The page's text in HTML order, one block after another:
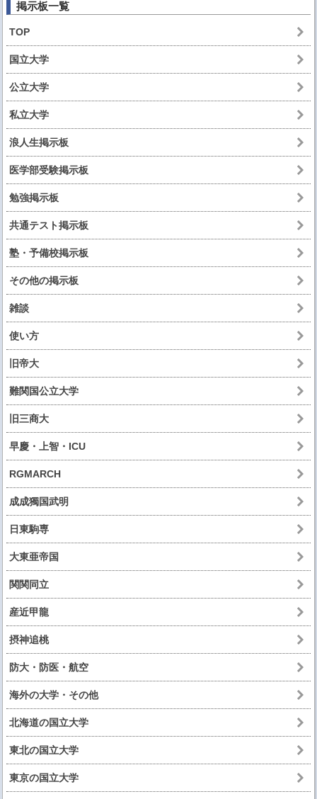
掲示板一覧
TOP
国立大学
公立大学
私立大学
浪人生掲示板
医学部受験掲示板
勉強掲示板
共通テスト掲示板
塾・予備校掲示板
その他の掲示板
雑談
使い方
旧帝大
難関国公立大学
旧三商大
早慶・上智・ICU
RGMARCH
成成獨国武明
日東駒専
大東亜帝国
関関同立
産近甲龍
摂神追桃
防大・防医・航空
海外の大学・その他
北海道の国立大学
東北の国立大学
東京の国立大学